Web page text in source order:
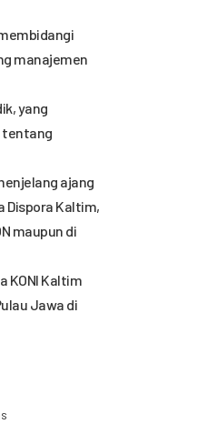
manajemen
yang
tentang
ajang
Dispora Kaltim,
maupun di
KONI Kaltim
Jawa di